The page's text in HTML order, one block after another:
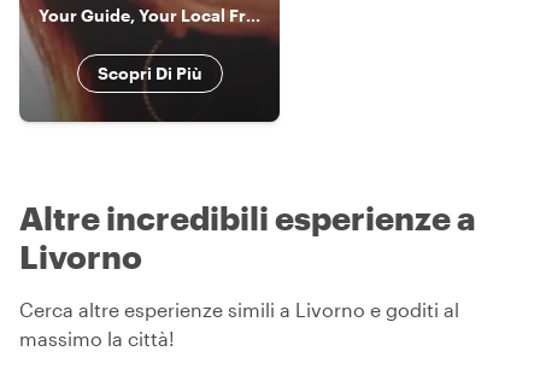
Your Guide, Your Local Friend!!! In Livorno, Florence & Pisa
Scopri Di Più
Altre incredibili esperienze a
Livorno
Cerca altre esperienze simili a Livorno e goditi al
massimo la città!